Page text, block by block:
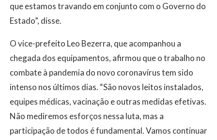
que estamos travando em conjunto com o Governo do
Estado”, disse.
O vice-prefeito Leo Bezerra, que acompanhou a
chegada dos equipamentos, afirmou que o trabalho no
combate à pandemia do novo coronavírus tem sido
intenso nos últimos dias. “São novos leitos instalados,
equipes médicas, vacinação e outras medidas efetivas.
Não mediremos esforços nessa luta, mas a
participação de todos é fundamental. Vamos continuar